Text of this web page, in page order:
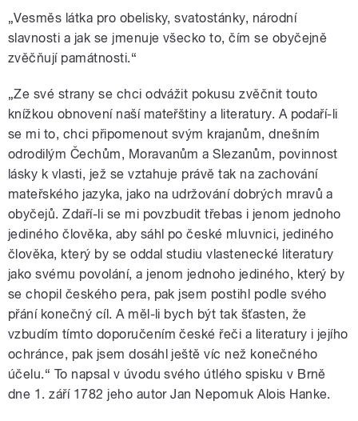
„Vesměs látka pro obelisky, svatostánky, národní
slavnosti a jak se jmenuje všecko to, čím se obyčejně
zvěčňují památnosti.“
„Ze své strany se chci odvážit pokusu zvěčnit touto
knížkou obnovení naší mateřštiny a literatury. A podaří-li
se mi to, chci připomenout svým krajanům, dnešním
odrodilým Čechům, Moravanům a Slezanům, povinnost
lásky k vlasti, jež se vztahuje právě tak na zachování
mateřského jazyka, jako na udržování dobrých mravů a
obyčejů. Zdaří-li se mi povzbudit třebas i jenom jednoho
jediného člověka, aby sáhl po české mluvnici, jediného
člověka, který by se oddal studiu vlastenecké literatury
jako svému povolání, a jenom jednoho jediného, který by
se chopil českého pera, pak jsem postihl podle svého
přání konečný cíl. A měl-li bych být tak šťasten, že
vzbudím tímto doporučením české řeči a literatury i jejího
ochránce, pak jsem dosáhl ještě víc než konečného
účelu.“ To napsal v úvodu svého útlého spisku v Brně
dne 1. září 1782 jeho autor Jan Nepomuk Alois Hanke.